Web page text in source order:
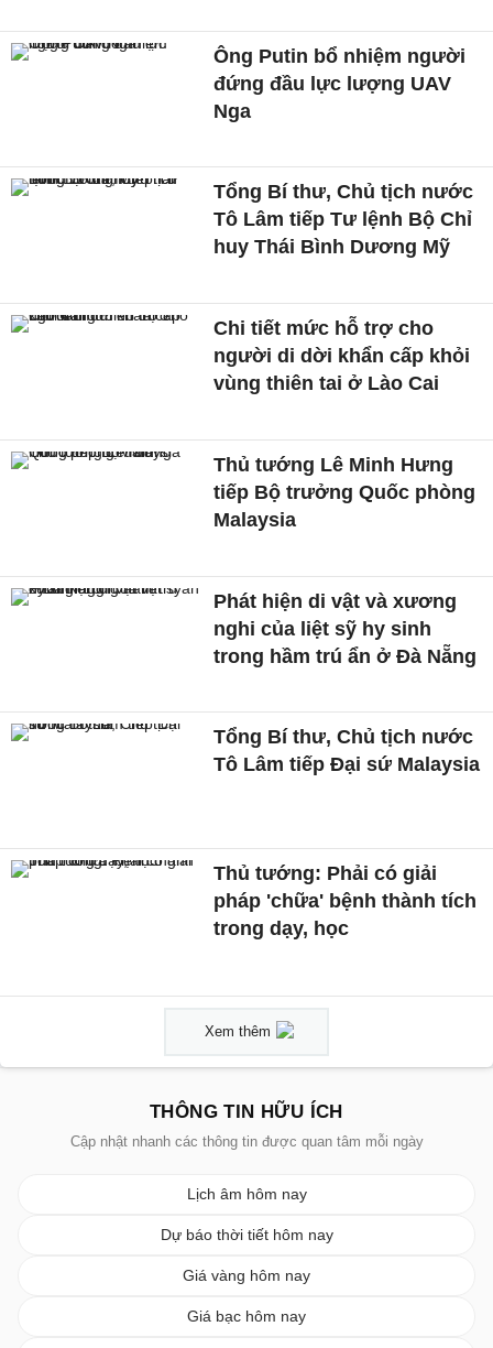
Ông Putin bổ nhiệm người
đứng đầu lực lượng UAV
Nga
Tổng Bí thư, Chủ tịch nước
Tô Lâm tiếp Tư lệnh Bộ Chỉ
huy Thái Bình Dương Mỹ
Chi tiết mức hỗ trợ cho
người di dời khẩn cấp khỏi
vùng thiên tai ở Lào Cai
Thủ tướng Lê Minh Hưng
tiếp Bộ trưởng Quốc phòng
Malaysia
Phát hiện di vật và xương
nghi của liệt sỹ hy sinh
trong hầm trú ẩn ở Đà Nẵng
Tổng Bí thư, Chủ tịch nước
Tô Lâm tiếp Đại sứ Malaysia
Thủ tướng: Phải có giải
pháp 'chữa' bệnh thành tích
trong dạy, học
Xem thêm
THÔNG TIN HỮU ÍCH
Cập nhật nhanh các thông tin được quan tâm mỗi ngày
Lịch âm hôm nay
Dự báo thời tiết hôm nay
Giá vàng hôm nay
Giá bạc hôm nay